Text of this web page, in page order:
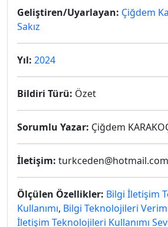
Geliştiren/Uyarlayan: Çiğdem
Sakız
Yıl: 2024
Bildiri Türü: Özet
Sorumlu Yazar: Çiğdem
İletişim: turkceden@hotmail.com
Ölçülen Özellikler: Bilgi İletişim
Kullanımı, Bilgi Teknolojileri
İletişim Teknolojileri Kullanımı